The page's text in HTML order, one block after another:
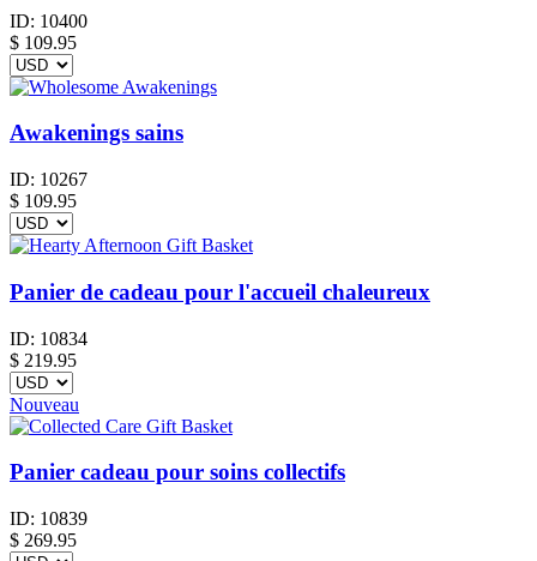
ID: 10400
$ 109.95
Awakenings sains
ID: 10267
$ 109.95
Panier de cadeau pour l'accueil chaleureux
ID: 10834
$ 219.95
Nouveau
Panier cadeau pour soins collectifs
ID: 10839
$ 269.95